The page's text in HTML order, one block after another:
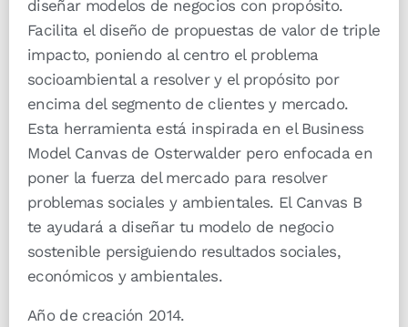
diseñar modelos de negocios con propósito.
Facilita el diseño de propuestas de valor de triple
impacto, poniendo al centro el problema
socioambiental a resolver y el propósito por
encima del segmento de clientes y mercado.
Esta herramienta está inspirada en el Business
Model Canvas de Osterwalder pero enfocada en
poner la fuerza del mercado para resolver
problemas sociales y ambientales. El Canvas B
te ayudará a diseñar tu modelo de negocio
sostenible persiguiendo resultados sociales,
económicos y ambientales.
Año de creación 2014.